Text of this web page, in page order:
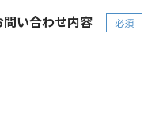
問い合わせ内容 必須